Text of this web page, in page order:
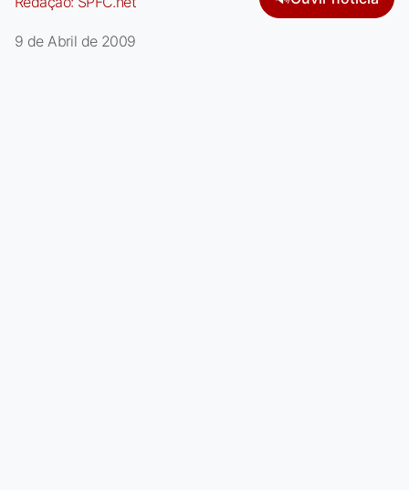
9 de Abril de 2009